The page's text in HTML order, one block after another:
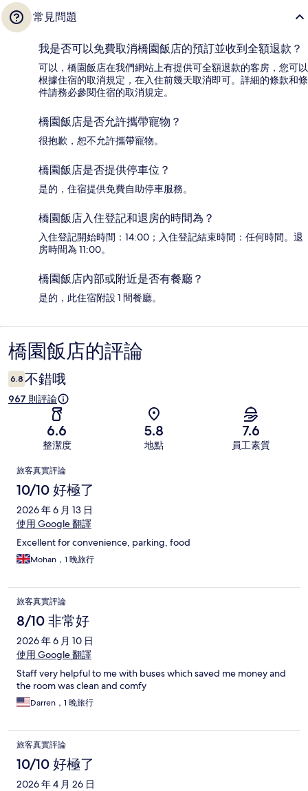
常見問題
我是否可以免費取消橋園飯店的預訂並收到全額退款？
可以，橋園飯店在我們網站上有提供可全額退款的客房，您可以
根據住宿的取消規定，在入住前幾天取消即可。詳細的條款和條
件請務必參閱住宿的取消規定。
橋園飯店是否允許攜帶寵物？
很抱歉，恕不允許攜帶寵物。
橋園飯店是否提供停車位？
是的，住宿提供免費自助停車服務。
橋園飯店入住登記和退房的時間為？
入住登記開始時間：14:00；入住登記結束時間：任何時間。退
房時間為 11:00。
橋園飯店內部或附近是否有餐廳？
是的，此住宿附設 1 間餐廳。
評
論
橋園飯店的評論
6.8 不錯哦
967 則評論
6.6
整潔度
5.8
地點
7.6
員工素質
評
論
旅客真實評論
10/10 好極了
2026 年 6 月 13 日
使用 Google 翻譯
Excellent for convenience, parking, food
Mohan，1 晚旅行
旅客真實評論
8/10 非常好
2026 年 6 月 10 日
使用 Google 翻譯
Staff very helpful to me with buses which saved me money and
the room was clean and comfy
Darren，1 晚旅行
旅客真實評論
10/10 好極了
2026 年 4 月 26 日